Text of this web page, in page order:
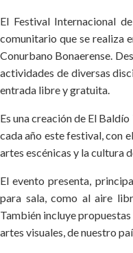
El Festival Internacional
comunitario que se realiza
Conurbano Bonaerense.
actividades de diversas
entrada libre y gratuita.
Es una creación de El
cada año este festival, con
artes escénicas y la cultura
El evento presenta,
para sala, como al aire
También incluye propuestas
artes visuales, de nuestro